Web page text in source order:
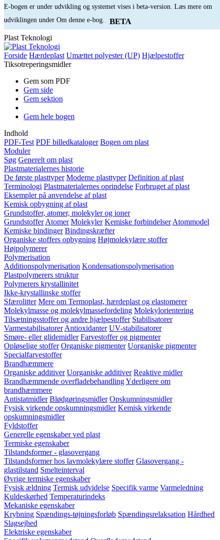
E-bogen er under udvikling og systemet vises i beta-version. Læs mere om
udviklingen under Om denne e-bog.
BETA
Plast Teknologi
Forside Hærdeplast Umættet polyester (UP) Hjælpestoffer
Tiksotreperingsmidler
Gem som PDF
Gem side
Gem sektion
Gem hele bogen
Indhold
PDF-Test PDF billedkataloger Bogen om plast
Moduler
Søg Generelt om plast
Plastmaterialernes historie
De første plasttyper Moderne plasttyper Definition af plast
Terminologi Plastmaterialernes oprindelse Forbruget af plast
Eksempler på anvendelse af plast
Kemisk opbygning af plast
Grundstoffer, atomer, molekyler og ioner
Grundstoffer Atomer Molekyler Kemiske forbindelser Atommodel
Kemiske bindinger Bindingskræfter
Organiske stoffers opbygning Højmolekylære stoffer
Højpolymerer
Polymerisation
Additionspolymerisation Kondensationspolymerisation
Plastpolymerers struktur
Polymerers krystallinitet
Ikke-krystallinske stoffer
Sfærolitter Mere om Termoplast, hærdeplast og elastomerer
Molekylmasse og molekylmassefordeling Molekylorientering
Tilsætningsstoffer og andre hjælpestoffer Stabilisatorer
Varmestabilisatorer Antioxidanter UV-stabilisatorer
Smøre- eller glidemidler Farvestoffer og pigmenter
Opløselige stoffer Organiske pigmenter Uorganiske pigmenter
Specialfarvestoffer
Brandhæmmere
Organiske additiver Uorganiske additiver Reaktive midler
Brandhæmmende overfladebehandlingYderligere om
brandhæmmere
Antistatmidler Blødgøringsmidler Opskumningsmidler
Fysisk virkende opskumningsmidler Kemisk virkende
opskumningsmidler
Fyldstoffer
Generelle egenskaber ved plast
Termiske egenskaber
Tilstandsformer - glasovergang
Tilstandsformer hos lavmolekylære stoffer Glasovergang -
glastilstand Smelteinterval
Øvrige termiske egenskaber
Fysisk ældning Termisk udvidelse Specifik varme Varmeledning
Kuldeskørhed Temperaturindeks
Mekaniske egenskaber
Krybning Spændings-tøjningsforløb Spændingsrelaksation Hårdhed
Slagsejhed
Elektriske egenskaber